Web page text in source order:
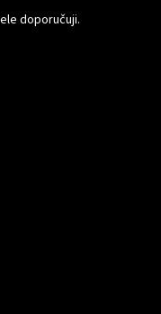
doporučuji.